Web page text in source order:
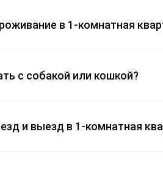
в 1-комнатная
с собакой или кошкой?
и выезд в 1-комнатная